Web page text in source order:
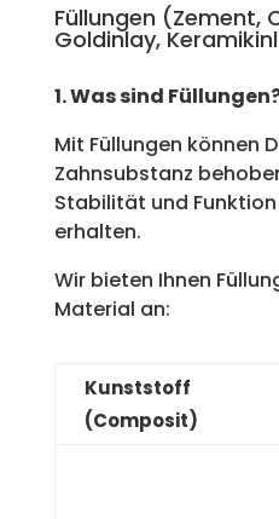
Füllungen (Zement,
Goldinlay,
1. Was sind
Mit Füllungen können
Zahnsubstanz
Stabilität und Funktion
erhalten.
Wir bieten Ihnen
Material an:
Kunststoff
(Composit)